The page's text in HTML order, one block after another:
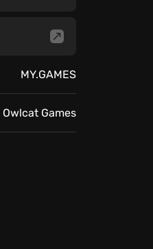
MY.GAMES
Owlcat Games